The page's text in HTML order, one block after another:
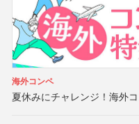
海外コンペ
夏休みにチャレンジ！海外